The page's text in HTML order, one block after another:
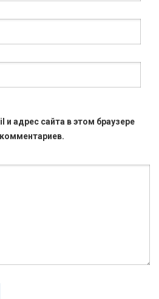
и адрес сайта в этом браузере